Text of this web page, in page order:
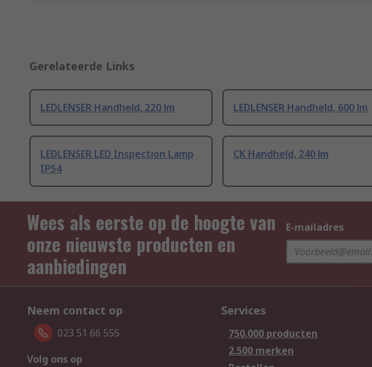
Gerelateerde Links
LEDLENSER Handheld, 220 lm LEDLENSER Handheld, 600 lm
LEDLENSER LED Inspection Lamp
IP54
CK Handheld, 240 lm
Wees als eerste op de hoogte van
onze nieuwste producten en
aanbiedingen
E-mailadres
Neem contact op
023 51 66 555
Volg ons op
Services
750.000 producten
2.500 merken